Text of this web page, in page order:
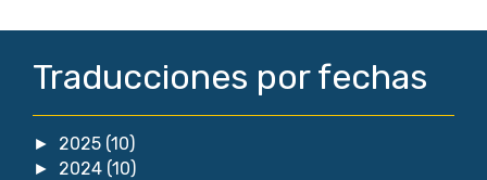
Traducciones por fechas
► 2025 (10)
► 2024 (10)